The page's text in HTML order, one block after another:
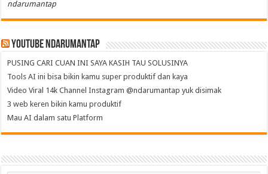
ndarumantap
Youtube NdaruMantap
PUSING CARI CUAN INI SAYA KASIH TAU SOLUSINYA
Tools AI ini bisa bikin kamu super produktif dan kaya
Video Viral 14k Channel Instagram @ndarumantap yuk disimak
3 web keren bikin kamu produktif
Mau AI dalam satu Platform